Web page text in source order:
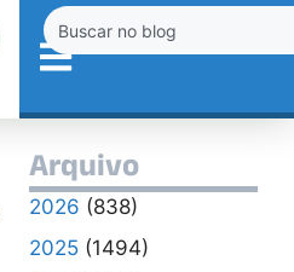
Arquivo
2026 (838)
2025(1494)